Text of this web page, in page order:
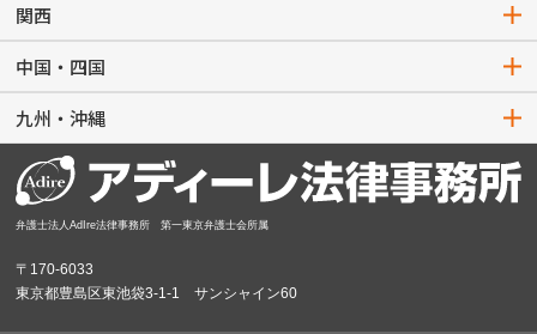
関西
中国・四国
九州・沖縄
弁護士法人AdIre法律事務所 第一東京弁護士会所属
〒170-6033
東京都豊島区東池袋3-1-1 サンシャイン60